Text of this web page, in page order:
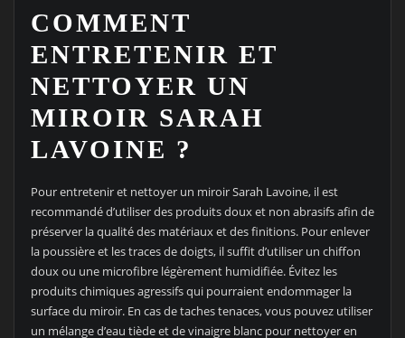
COMMENT
ENTRETENIR ET
NETTOYER UN
MIROIR SARAH
LAVOINE ?
Pour entretenir et nettoyer un miroir Sarah Lavoine, il est
recommandé d’utiliser des produits doux et non abrasifs afin de
préserver la qualité des matériaux et des finitions. Pour enlever
la poussière et les traces de doigts, il suffit d’utiliser un chiffon
doux ou une microfibre légèrement humidifiée. Évitez les
produits chimiques agressifs qui pourraient endommager la
surface du miroir. En cas de taches tenaces, vous pouvez utiliser
un mélange d’eau tiède et de vinaigre blanc pour nettoyer en